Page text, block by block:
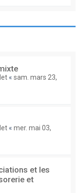
« sam. mars 23,
« mer. mai 03,
et les
et